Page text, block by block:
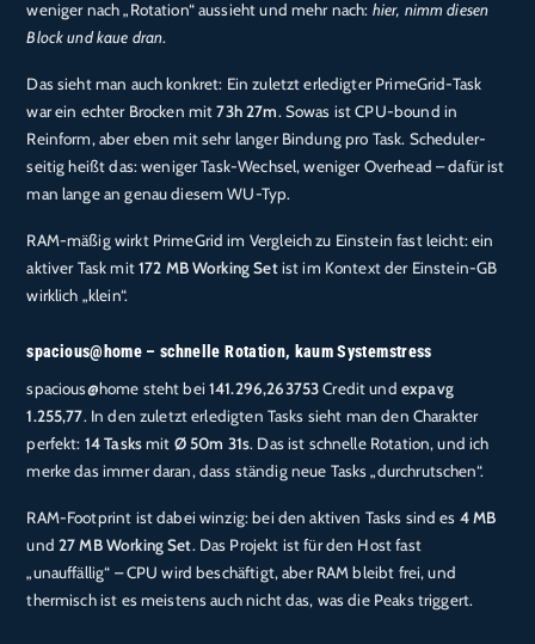
weniger nach „Rotation“ aussieht und mehr nach: hier, nimm diesen
Block und kaue dran.
Das sieht man auch konkret: Ein zuletzt erledigter PrimeGrid-Task
war ein echter Brocken mit73h 27m. Sowas ist CPU-bound in
Reinform, aber eben mit sehr langer Bindung pro Task. Scheduler-
seitig heißt das: weniger Task-Wechsel, weniger Overhead – dafür ist
man lange an genau diesem WU-Typ.
RAM-mäßig wirkt PrimeGrid im Vergleich zu Einstein fast leicht: ein
aktiver Task mit172 MB Working Setist im Kontext der Einstein-GB
wirklich „klein“.
spacious@home – schnelle Rotation, kaum Systemstress
spacious@home steht bei141.296,263753Credit und expavg
1.255,77. In den zuletzt erledigten Tasks sieht man den Charakter
perfekt: 14 Tasksmit Ø 50m 31s. Das ist schnelle Rotation, und ich
merke das immer daran, dass ständig neue Tasks „durchrutschen“.
RAM-Footprint ist dabei winzig: bei den aktiven Tasks sind es 4 MB
und27 MB Working Set. Das Projekt ist für den Host fast
„unauffällig“ – CPU wird beschäftigt, aber RAM bleibt frei, und
thermisch ist es meistens auch nicht das, was die Peaks triggert.